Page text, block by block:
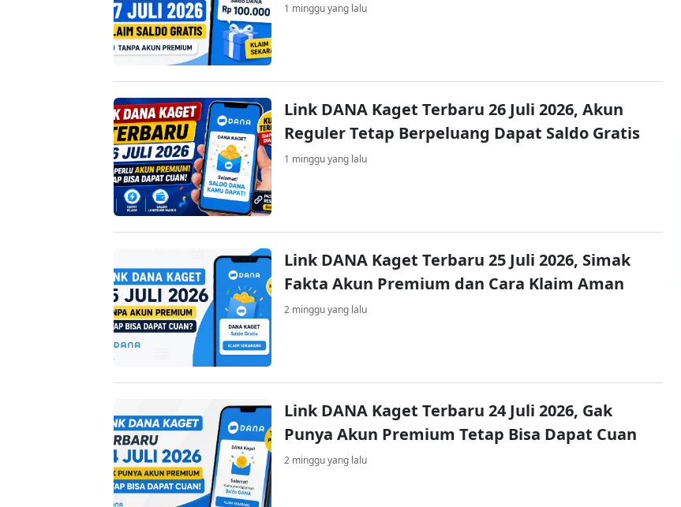
1 minggu yang lalu
Link DANA Kaget Terbaru 26 Juli 2026, Akun
Reguler Tetap Berpeluang Dapat Saldo Gratis
1 minggu yang lalu
Link DANA Kaget Terbaru 25 Juli 2026, Simak
Fakta Akun Premium dan Cara Klaim Aman
2 minggu yang lalu
Link DANA Kaget Terbaru 24 Juli 2026, Gak
Punya Akun Premium Tetap Bisa Dapat Cuan
2 minggu yang lalu